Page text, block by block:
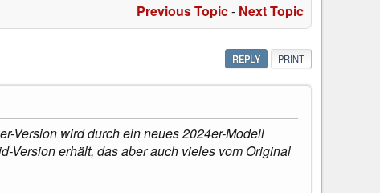
Previous Topic- Next Topic
REPLY PRINT
Version wird durch ein neues 2024er-Modell
Version erhält, das aber auch vieles vom Original